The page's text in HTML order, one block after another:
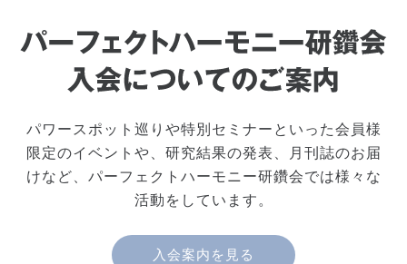
パワースポット巡りや特別セミナーといった会員様
限定のイベントや、研究結果の発表、月刊誌のお届
けなど、パーフェクトハーモニー研鑽会では様々な
活動をしています。
入会案内を見る